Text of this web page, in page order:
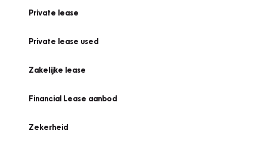
Private lease
Private lease used
Zakelijke lease
Financial Lease aanbod
Zekerheid